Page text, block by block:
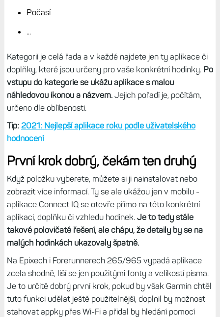
Počasí
...
Kategorií je celá řada a v každé najdete jen ty aplikace či
doplňky, které jsou určeny pro vaše konkrétní hodinky. Po
vstupu do kategorie se ukážu aplikace s malou
náhledovou ikonou a názvem.Jejich pořadí je, počítám,
určeno dle oblíbenosti.
Tip: 2021: Nejlepší aplikace roku podle uživatelského
hodnocení
První krok dobrý, čekám ten druhý
Když položku vyberete, můžete si ji nainstalovat nebo
zobrazit více informací. Ty se ale ukážou jen v mobilu -
aplikace Connect IQ se otevře přímo na této konkrétní
aplikaci, doplňku či vzhledu hodinek. Je to tedy stále
takové polovičaté řešení, ale chápu, že detaily by se na
malých hodinkách ukazovaly špatně.
Na Epixech i Forerunnerech 265/965 vypadá aplikace
zcela shodně, liší se jen použitými fonty a velikostí písma.
Je to určitě dobrý první krok, pokud by však Garmin chtěl
tuto funkci udělat ještě použitelnější, doplnil by možnost
stahovat appky přes Wi-Fi a přidal by hledání pomocí